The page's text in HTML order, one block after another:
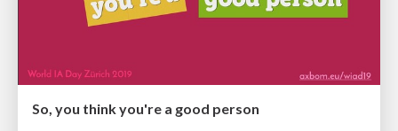
So, you think you're a good person